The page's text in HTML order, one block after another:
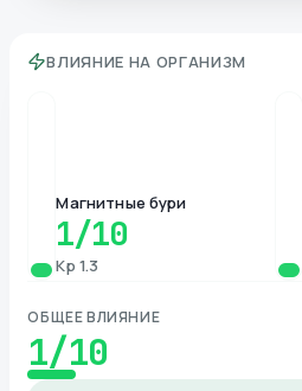
ВЛИЯНИЕ НА ОРГАНИЗМ
Магнитные бури
1/10
Kp 1.3
ОБЩЕЕ ВЛИЯНИЕ
1/10